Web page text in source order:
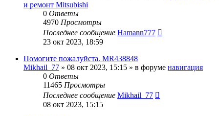
и ремонт Mitsubishi
0 Ответы
4970 Просмотры
Последнее сообщение Hamann777
23 окт 2023, 18:59
Помогите пожалуйста. MR438848
Mikhail_77 » 08 окт 2023, 15:15 » в форуме навигация
0 Ответы
11465 Просмотры
Последнее сообщение Mikhail_77
08 окт 2023, 15:15